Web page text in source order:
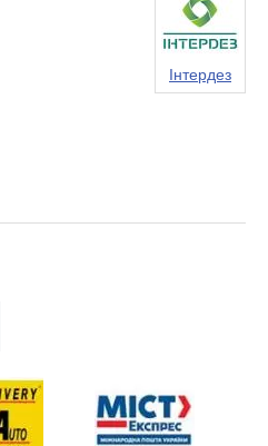
Інтердез